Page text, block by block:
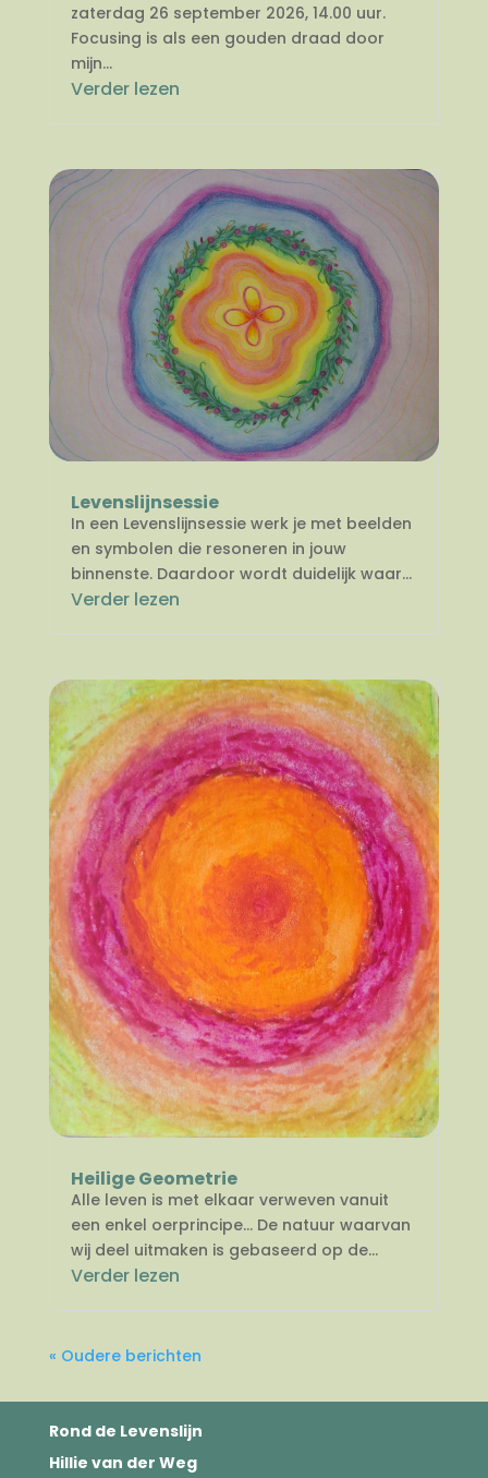
zaterdag 26 september 2026, 14.00 uur.
Focusing is als een gouden draad door
mijn...
Verder lezen
Levenslijnsessie
In een Levenslijnsessie werk je met beelden
en symbolen die resoneren in jouw
binnenste. Daardoor wordt duidelijk waar...
Verder lezen
Heilige Geometrie
Alle leven is met elkaar verweven vanuit
een enkel oerprincipe… De natuur waarvan
wij deel uitmaken is gebaseerd op de...
Verder lezen
« Oudere berichten
Rond de Levenslijn
Hillie van der Weg